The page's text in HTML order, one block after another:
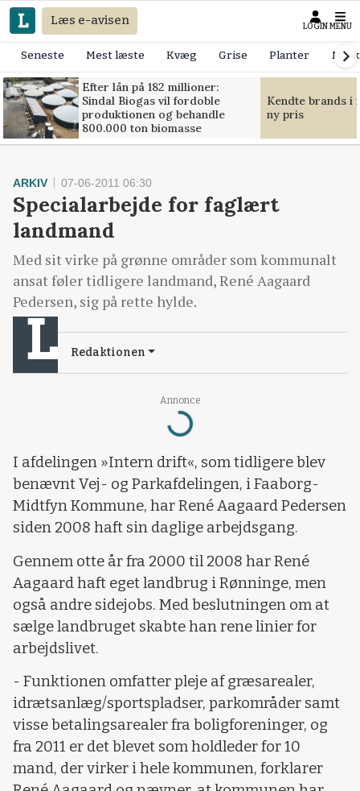
Læs e-avisen LOGIN MENU
Seneste Mest læste Kvæg Grise Planter
Efter lån på 182 millioner:
Sindal Biogas vil fordoble
produktionen og behandle
800.000 ton biomasse
Kendte brands i
ny pris
Annonce
Loading...
ARKIV 07-06-2011 06:30
Specialarbejde for faglært
landmand
Med sit virke på grønne områder som kommunalt
ansat føler tidligere landmand, René Aagaard
Pedersen, sig på rette hylde.
Redaktionen
I afdelingen »Intern drift«, som tidligere blev
benævnt Vej- og Parkafdelingen, i Faaborg-
Midtfyn Kommune, har René Aagaard Pedersen
siden 2008 haft sin daglige arbejdsgang.
Gennem otte år fra 2000 til 2008 har René
Aagaard haft eget landbrug i Rønninge, men
også andre sidejobs. Med beslutningen om at
sælge landbruget skabte han rene linier for
arbejdslivet.
- Funktionen omfatter pleje af græsarealer,
idrætsanlæg/sportspladser, parkområder samt
visse betalingsarealer fra boligforeninger, og
fra 2011 er det blevet som holdleder for 10
mand, der virker i hele kommunen, forklarer